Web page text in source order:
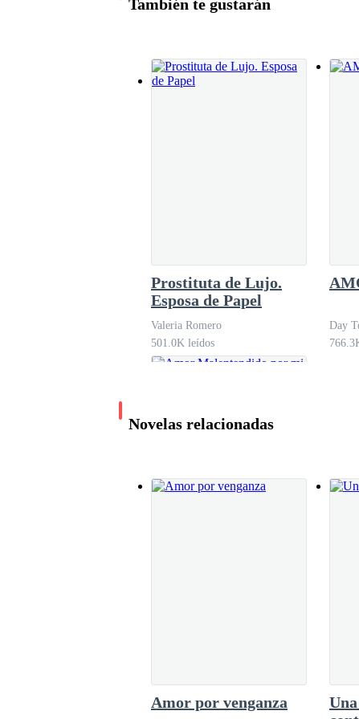
Al final no tuvo otra alternativa que
También te gustarán
Prostituta de Lujo.
Esposa de Papel
Valeria Romero
501.0K leídos
Day
Novelas relacionadas
Amor por venganza